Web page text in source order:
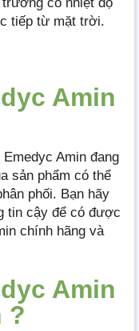
tiếp từ mặt trời.
Amin
Amin đang
sản phẩm có thể
phối. Bạn hãy
tin cậy để có được
chính hãng và
Amin
?